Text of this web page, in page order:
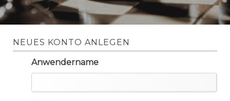
NEUES KONTO ANLEGEN
Anwendername